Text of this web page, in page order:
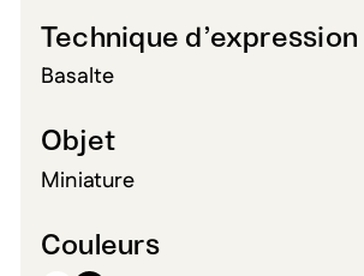
Technique d’expression
Basalte
Objet
Miniature
Couleurs